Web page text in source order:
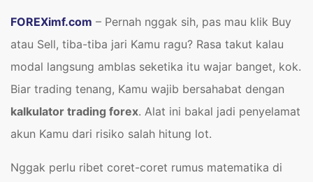
FOREXimf.com – Pernah nggak sih, pas mau klik Buy
atau Sell, tiba-tiba jari Kamu ragu? Rasa takut kalau
modal langsung amblas seketika itu wajar banget, kok.
Biar trading tenang, Kamu wajib bersahabat dengan
kalkulator trading forex. Alat ini bakal jadi penyelamat
akun Kamu dari risiko salah hitung lot.
Nggak perlu ribet coret-coret rumus matematika di